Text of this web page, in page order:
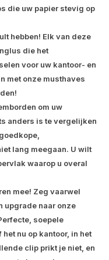
die uw papier stevig op
hebben! Elk van deze
die het
voor uw kantoor- en
met onze musthaves
om uw
anders is te vergelijken
lang meegaan. U wilt
waarop u overal
mee! Zeg vaarwel
upgrade naar onze
soepele
nu op kantoor, in het
clip prikt je niet, en